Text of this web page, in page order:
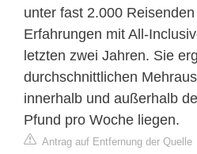
unter fast 2.000
Erfahrungen mit All-
letzten zwei Jahren. Sie
durchschnittlichen
innerhalb und außerhalb
Pfund pro Woche liegen.
Antrag auf Entfernung der Quelle